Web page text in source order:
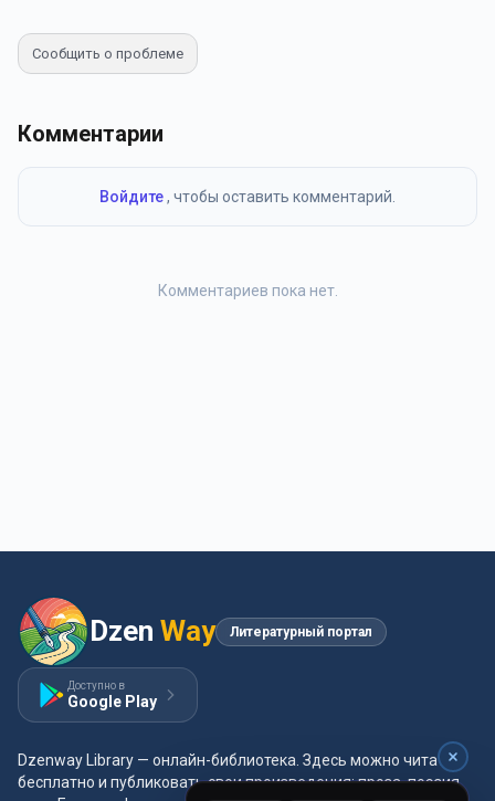
Сообщить о проблеме
Комментарии
Войдите, чтобы оставить комментарий.
Комментариев пока нет.
Dzen Way Литературный портал
Доступно в
Google Play
Dzenway Library — онлайн-библиотека. Здесь можно читать
бесплатно и публиковать свои произведения: проза, поэзия,